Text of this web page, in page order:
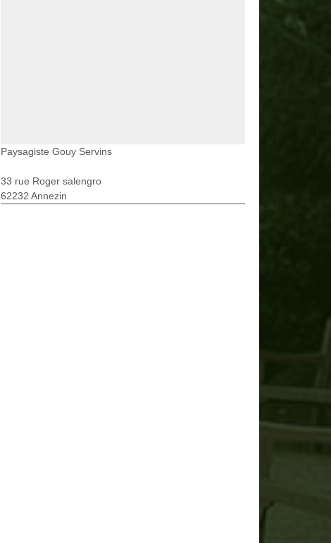
Paysagiste Gouy Servins
33 rue Roger salengro
62232 Annezin